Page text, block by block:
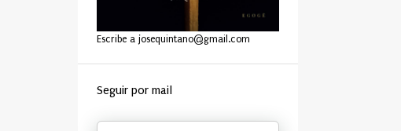
Escribe a josequintano@gmail.com
Seguir por mail